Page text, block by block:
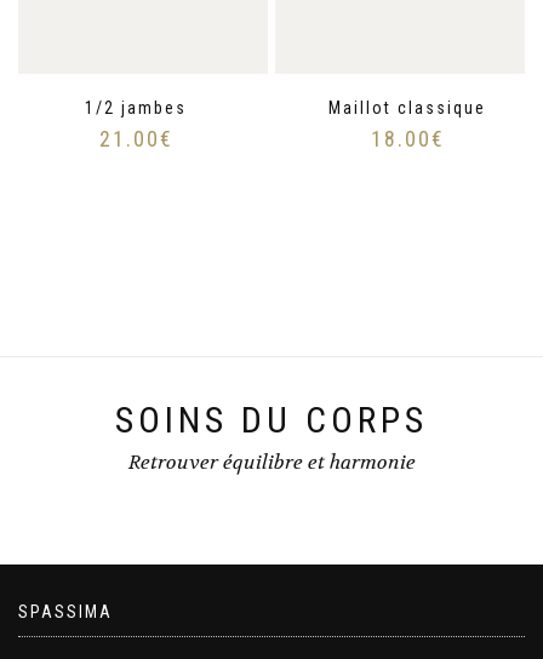
1/2 jambes
21.00€
Maillot classique
18.00€
SOINS DU CORPS
Retrouver équilibre et harmonie
SPASSIMA